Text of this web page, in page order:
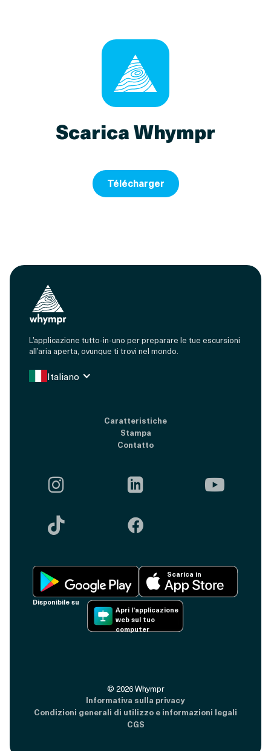
Scarica Whympr
Télécharger
L’applicazione tutto-in-uno per preparare le tue escursioni
all’aria aperta, ovunque ti trovi nel mondo.
Italiano
Caratteristiche
Stampa
Contatto
  
 
Disponibile su
Scarica in
Apri l'applicazione
web sul tuo
computer
© 2026Whympr
Informativa sulla privacy
Condizioni generali di utilizzo e informazioni legali
CGS